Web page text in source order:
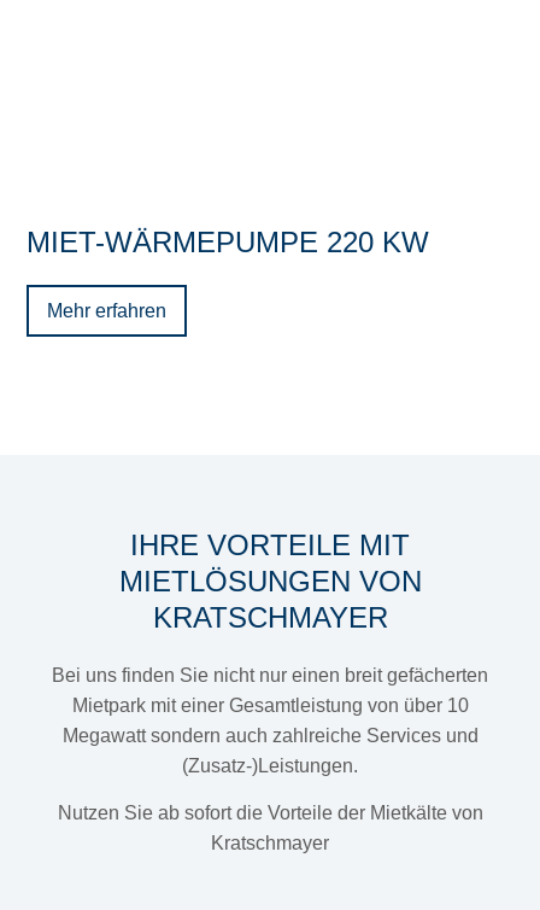
MIET-WÄRMEPUMPE 220 KW
Mehr erfahren
IHRE VORTEILE MIT
MIETLÖSUNGEN VON
KRATSCHMAYER
Bei uns finden Sie nicht nur einen breit gefächerten
Mietpark mit einer Gesamtleistung von über 10
Megawatt sondern auch zahlreiche Services und
(Zusatz-)Leistungen.
Nutzen Sie ab sofort die Vorteile der Mietkälte von
Kratschmayer